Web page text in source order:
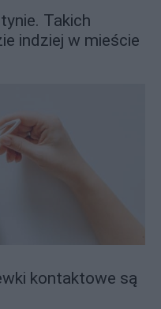
Takich
indziej w mieście
kontaktowe są